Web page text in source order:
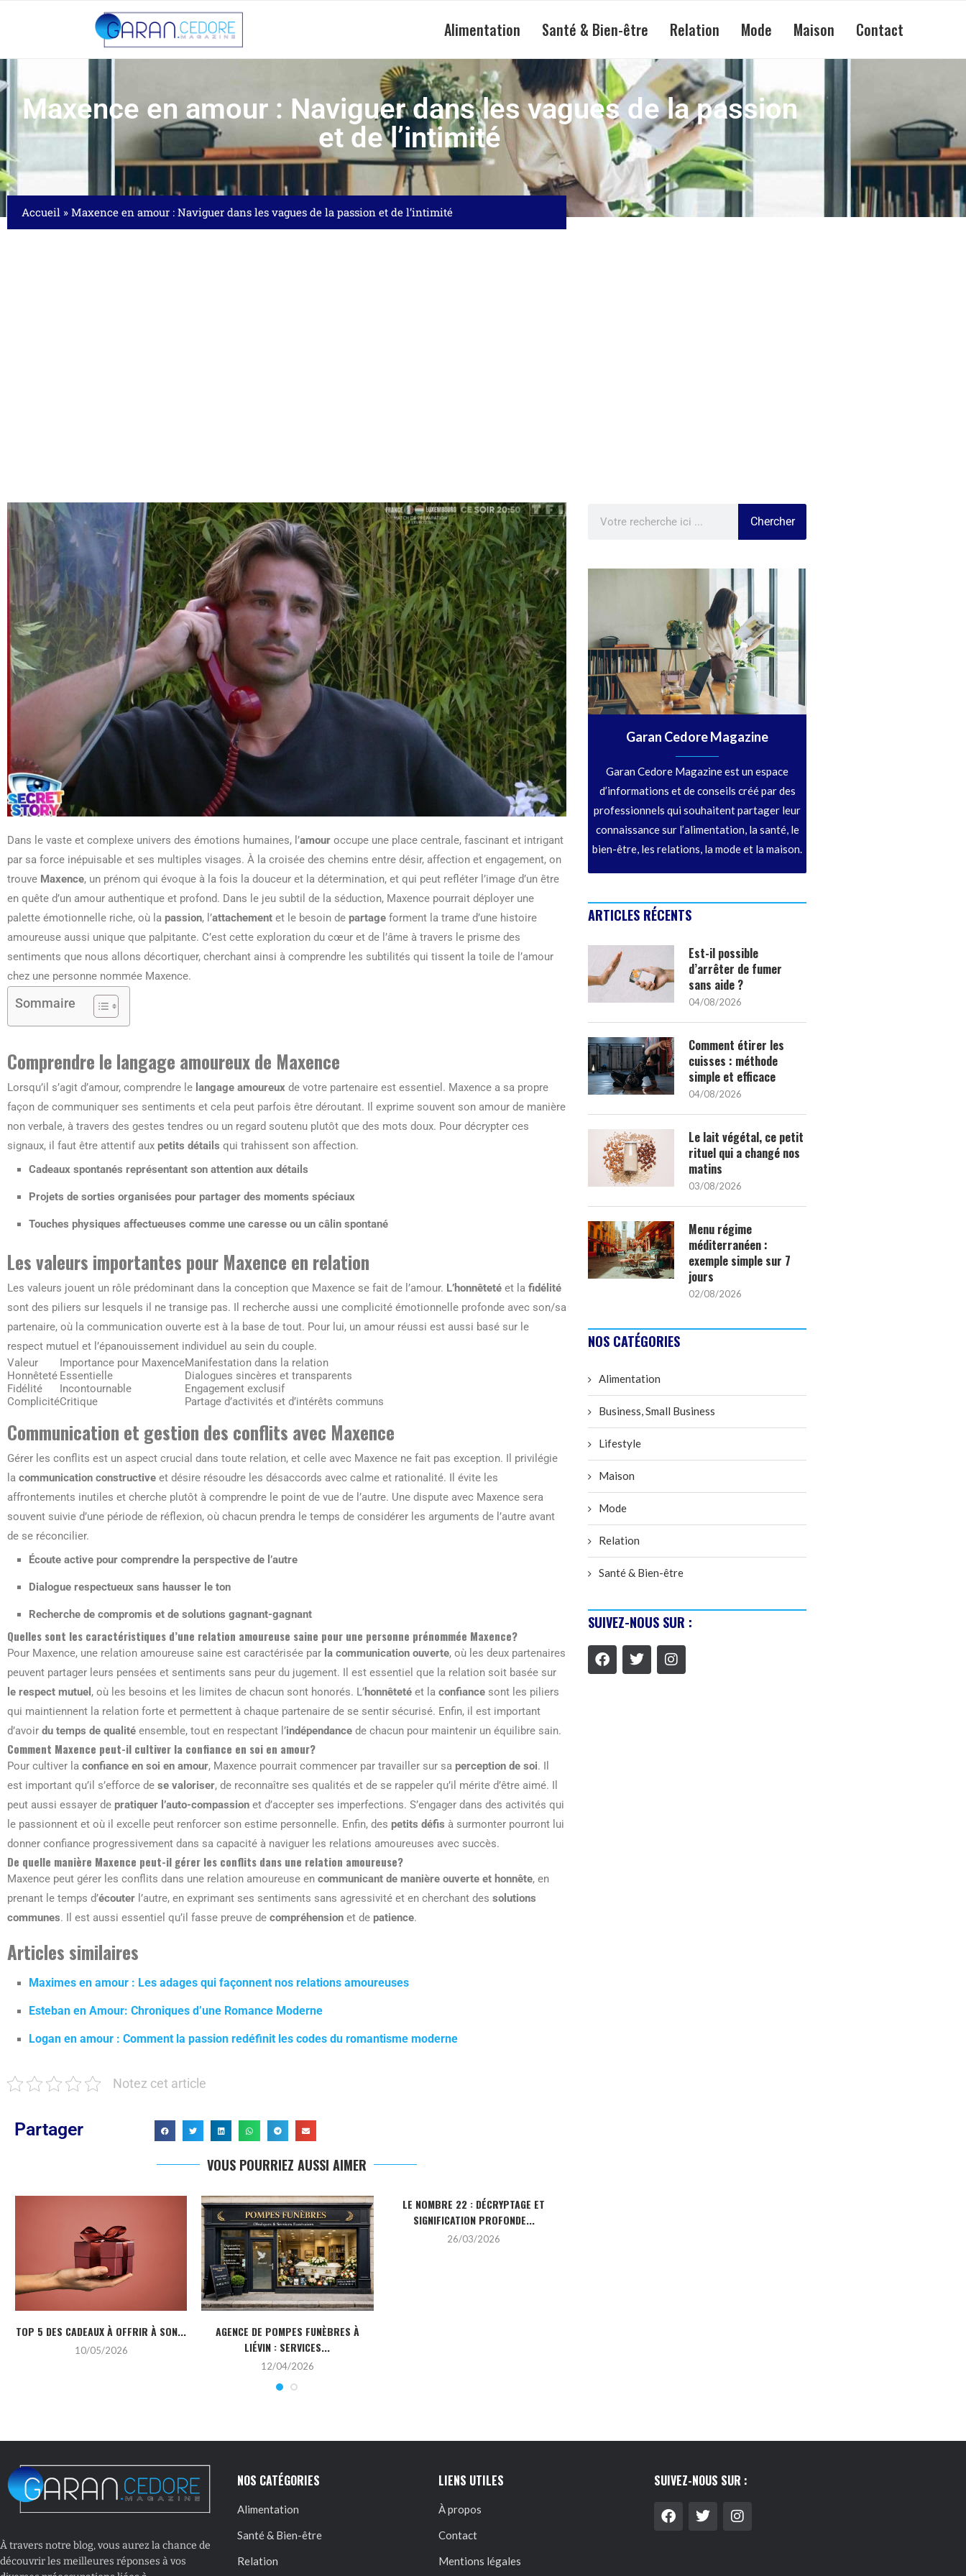
Alimentation Santé & Bien-être Relation Mode Maison Contact
Maxence en amour : Naviguer dans les vagues de la passion
et de l’intimité
Accueil » Maxence en amour : Naviguer dans les vagues de la passion et de l’intimité
Dans le vaste et complexe univers des émotions humaines, l’amour occupe une place centrale, fascinant et intrigant
par sa force inépuisable et ses multiples visages. À la croisée des chemins entre désir, affection et engagement, on
trouve Maxence, un prénom qui évoque à la fois la douceur et la détermination, et qui peut refléter l’image d’un être
en quête d’un amour authentique et profond. Dans le jeu subtil de la séduction, Maxence pourrait déployer une
palette émotionnelle riche, où la passion, l’attachement et le besoin de partage forment la trame d’une histoire
amoureuse aussi unique que palpitante. C’est cette exploration du cœur et de l’âme à travers le prisme des
sentiments que nous allons décortiquer, cherchant ainsi à comprendre les subtilités qui tissent la toile de l’amour
chez une personne nommée Maxence.
Sommaire
Comprendre le langage amoureux de Maxence
Lorsqu’il s’agit d’amour, comprendre le langage amoureux de votre partenaire est essentiel. Maxence a sa propre
façon de communiquer ses sentiments et cela peut parfois être déroutant. Il exprime souvent son amour de manière
non verbale, à travers des gestes tendres ou un regard soutenu plutôt que des mots doux. Pour décrypter ces
signaux, il faut être attentif aux petits détails qui trahissent son affection.
Cadeaux spontanés représentant son attention aux détails
Projets de sorties organisées pour partager des moments spéciaux
Touches physiques affectueuses comme une caresse ou un câlin spontané
Les valeurs importantes pour Maxence en relation
Les valeurs jouent un rôle prédominant dans la conception que Maxence se fait de l’amour. L’honnêteté et la fidélité
sont des piliers sur lesquels il ne transige pas. Il recherche aussi une complicité émotionnelle profonde avec son/sa
partenaire, où la communication ouverte est à la base de tout. Pour lui, un amour réussi est aussi basé sur le
respect mutuel et l’épanouissement individuel au sein du couple.
Valeur
Importance pour MaxenceManifestation dans la relation
Honnêteté Essentielle
Dialogues sincères et transparents
Fidélité
Incontournable
Engagement exclusif
ComplicitéCritique Partage d’activités et d’intérêts communs
Communication et gestion des conflits avec Maxence
Gérer les conflits est un aspect crucial dans toute relation, et celle avec Maxence ne fait pas exception. Il privilégie
la communication constructive et désire résoudre les désaccords avec calme et rationalité. Il évite les
affrontements inutiles et cherche plutôt à comprendre le point de vue de l’autre. Une dispute avec Maxence sera
souvent suivie d’une période de réflexion, où chacun prendra le temps de considérer les arguments de l’autre avant
de se réconcilier.
Écoute active pour comprendre la perspective de l’autre
Dialogue respectueux sans hausser le ton
Recherche de compromis et de solutions gagnant-gagnant
Quelles sont les caractéristiques d’une relation amoureuse saine pour une personne prénommée Maxence?
Pour Maxence, une relation amoureuse saine est caractérisée par la communication ouverte, où les deux partenaires
peuvent partager leurs pensées et sentiments sans peur du jugement. Il est essentiel que la relation soit basée sur
le respect mutuel , où les besoins et les limites de chacun sont honorés. L’honnêteté et la confiance sont les piliers
qui maintiennent la relation forte et permettent à chaque partenaire de se sentir sécurisé. Enfin, il est important
d’avoir du temps de qualité ensemble, tout en respectant l’indépendance de chacun pour maintenir un équilibre sain.
Comment Maxence peut-il cultiver la confiance en soi en amour?
Pour cultiver la confiance en soi en amour, Maxence pourrait commencer par travailler sur sa perception de soi. Il
est important qu’il s’efforce de se valoriser, de reconnaître ses qualités et de se rappeler qu’il mérite d’être aimé. Il
peut aussi essayer de pratiquer l’auto-compassion et d’accepter ses imperfections. S’engager dans des activités qui
le passionnent et où il excelle peut renforcer son estime personnelle. Enfin, des petits défis à surmonter pourront lui
donner confiance progressivement dans sa capacité à naviguer les relations amoureuses avec succès.
De quelle manière Maxence peut-il gérer les conflits dans une relation amoureuse?
Maxence peut gérer les conflits dans une relation amoureuse en communicant de manière ouverte et honnête, en
prenant le temps d’écouter l’autre, en exprimant ses sentiments sans agressivité et en cherchant des solutions
communes. Il est aussi essentiel qu’il fasse preuve de compréhension et de patience.
Articles similaires
Maximes en amour : Les adages qui façonnent nos relations amoureuses
Esteban en Amour: Chroniques d’une Romance Moderne
Logan en amour : Comment la passion redéfinit les codes du romantisme moderne
Notez cet article
Partager
VOUS POURRIEZ AUSSI AIMER
TOP 5 DES CADEAUX À OFFRIR À SON...
10/05/2026
AGENCE DE POMPES FUNÈBRES À
LIÉVIN : SERVICES...
12/04/2026
LE NOMBRE 22 : DÉCRYPTAGE ET
SIGNIFICATION PROFONDE...
26/03/2026
Chercher
Garan Cedore Magazine
Garan Cedore Magazine est un espace
d’informations et de conseils créé par des
professionnels qui souhaitent partager leur
connaissance sur l’alimentation, la santé, le
bien-être, les relations, la mode et la maison.
ARTICLES RÉCENTS
Est-il possible
d’arrêter de fumer
sans aide ?
04/08/2026
Comment étirer les
cuisses : méthode
simple et efficace
04/08/2026
Le lait végétal, ce petit
rituel qui a changé nos
matins
03/08/2026
Menu régime
méditerranéen :
exemple simple sur 7
jours
02/08/2026
NOS CATÉGORIES
Alimentation
Business, Small Business
Lifestyle
Maison
Mode
Relation
Santé & Bien-être
SUIVEZ-NOUS SUR :
À travers notre blog, vous aurez la chance de
découvrir les meilleures réponses à vos
NOS CATÉGORIES
Alimentation
Santé & Bien-être
Relation
LIENS UTILES
À propos
Contact
Mentions légales
SUIVEZ-NOUS SUR :